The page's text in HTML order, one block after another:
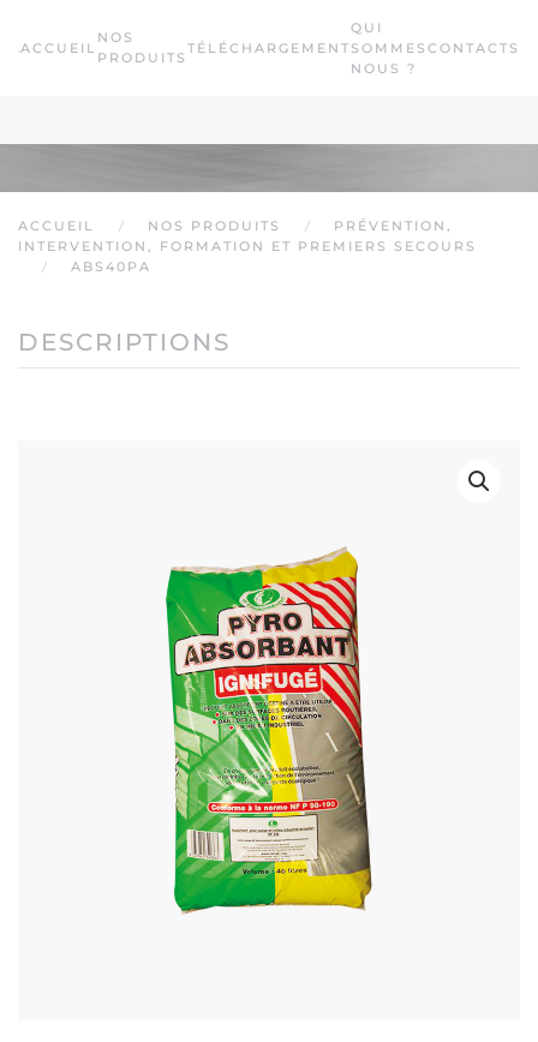
Passer au contenu principal
ACCUEIL
NOS
PRODUITS
TÉLÉCHARGEMENT
QUI
SOMMES
NOUS ?
CONTACTS
ACCUEIL NOS PRODUITS
PRÉVENTION,
INTERVENTION, FORMATION ET PREMIERS SECOURS
ABS40PA
DESCRIPTIONS